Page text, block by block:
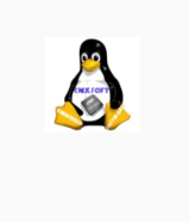
บทความ